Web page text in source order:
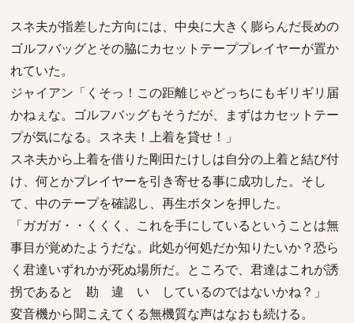
スネ夫が指差した方向には、中央に大きく膨らんだ長めの
ゴルフバッグとその脇にカセットテーププレイヤーが置か
れていた。
ジャイアン「くそっ！この距離じゃどっちにもギリギリ届
かねぇな。ゴルフバッグもそうだが、まずはカセットテー
プが気になる。スネ夫！上着を貸せ！」
スネ夫から上着を借りた剛田たけしは自分の上着と結び付
け、何とかプレイヤーを引き寄せる事に成功した。そし
て、中のテープを確認し、再生ボタンを押した。
「ガガガ・・くくく、これを手にしているということは無
事目が覚めたようだな。此処が何処だか知りたいか？恐ら
く君達いずれかが死ぬ場所だ。ところで、君達はこれが誘
拐であると 勘 違 い しているのではないかね？」
変音機から聞こえてくる無機質な声はなおも続ける。